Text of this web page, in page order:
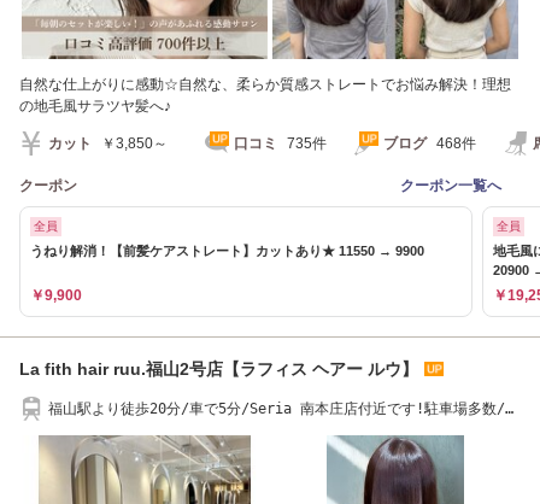
自然な仕上がりに感動☆自然な、柔らか質感ストレートでお悩み解決！理想
の地毛風サラツヤ髪へ♪
カット ￥3,850～ 口コミ 735件 ブログ 468件
クーポン クーポン一覧へ
全員
うねり解消！【前髪ケアストレート】カットあり★ 11550 → 9900
￥9,900
全員
地毛風
20900
￥
La fith hair ruu.福山2号店【ラフィス ヘアー ルウ】
福山駅より徒歩20分/車で5分/Seria 南本庄店付近です!駐車場多数/ケ